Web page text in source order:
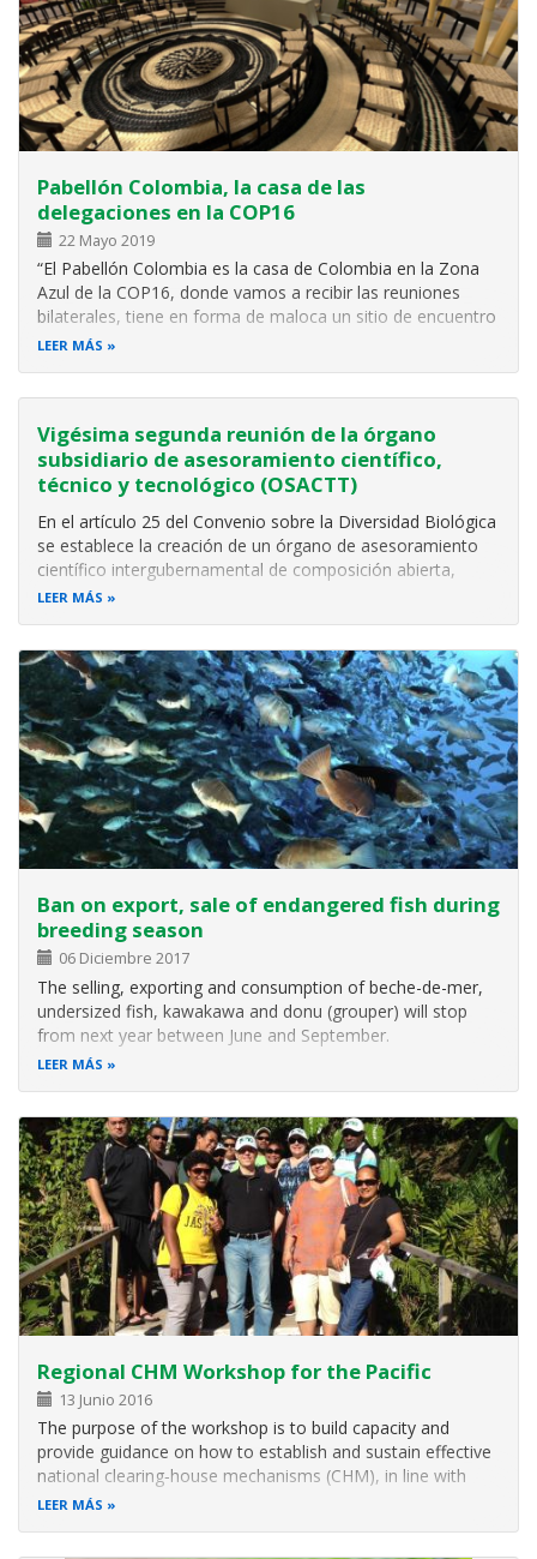
Pabellón Colombia, la casa de las
delegaciones en la COP16
22 Mayo 2019
“El Pabellón Colombia es la casa de Colombia en la Zona
Azul de la COP16, donde vamos a recibir las reuniones
bilaterales, tiene en forma de maloca un sitio de encuentro
para la discusión política de la situación de la biodiversidad.
LEER MÁS
Vigésima segunda reunión de la órgano
subsidiario de asesoramiento científico,
técnico y tecnológico (OSACTT)
En el artículo 25 del Convenio sobre la Diversidad Biológica
se establece la creación de un órgano de asesoramiento
científico intergubernamental de composición abierta,
conocido como el Órgano Subsidiario de Asesoramiento
LEER MÁS
Ban on export, sale of endangered fish during
breeding season
06 Diciembre 2017
The selling, exporting and consumption of beche-de-mer,
undersized fish, kawakawa and donu (grouper) will stop
from next year between June and September.
LEER MÁS
Regional CHM Workshop for the Pacific
13 Junio 2016
The purpose of the workshop is to build capacity and
provide guidance on how to establish and sustain effective
national clearing‑house mechanisms (CHM), in line with
decision X/15 and in support of the national biodiversity
LEER MÁS